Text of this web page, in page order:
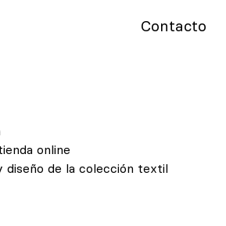
Contacto
online
diseño de la colección textil